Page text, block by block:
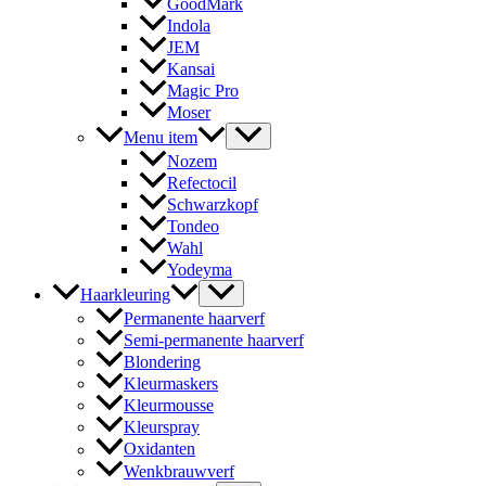
Indola
JEM
Kansai
Magic Pro
Moser
Menu item
Nozem
Refectocil
Schwarzkopf
Tondeo
Wahl
Yodeyma
Haarkleuring
Permanente haarverf
Semi-permanente haarverf
Blondering
Kleurmaskers
Kleurmousse
Kleurspray
Oxidanten
Wenkbrauwverf